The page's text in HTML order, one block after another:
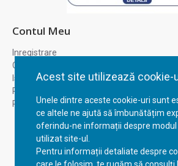
Acest site utilizează cookie-
Unele dintre aceste cookie-uri sunt
ce altele ne ajută să îmbunătățim
oferindu-ne informații despre modul
utilizat site-ul.
Pentru informații detaliate despre
Contul Meu
Inregistrare
Contul meu
Istoric comenzi
Recuperare parola
Returnare produs